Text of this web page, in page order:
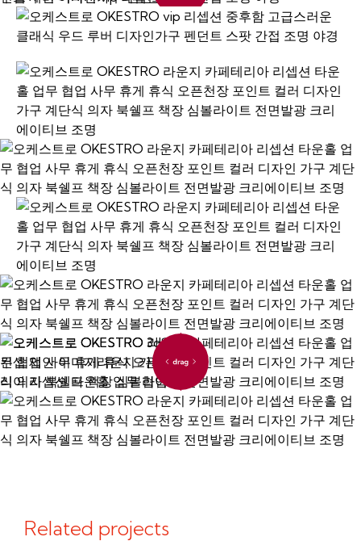
Related projects